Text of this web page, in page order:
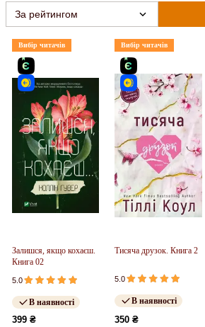
За рейтингом
Вибір читачів
Залишся, якщо кохаєш.
Книга 02
5.0
В наявності
399 ₴
Вибір читачів
Тисяча друзок. Книга 2
5.0
В наявності
350 ₴